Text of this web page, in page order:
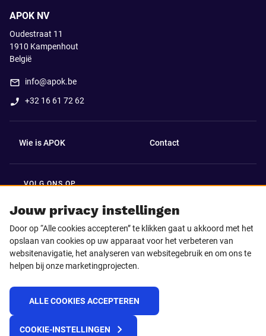
Jouw privacy instellingen
Door op “Alle cookies accepteren” te klikken gaat u akkoord met het
opslaan van cookies op uw apparaat voor het verbeteren van
websitenavigatie, het analyseren van websitegebruik en om ons te
helpen bij onze marketingprojecten.
ALLE COOKIES ACCEPTEREN
COOKIE-INSTELLINGEN
APOK NV
Oudestraat 11
1910 Kampenhout
België
info@apok.be
+32 16 61 72 62
Wie is APOK Contact
VOLG ONS OP
Facebook LinkedIn
Instagram TikTok